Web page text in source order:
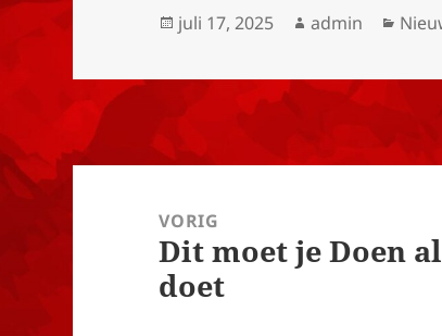
Geplaatst
juli 17, 2025 Auteur
admin
navigatieVORIG
Vorig
bericht:
Dit moet je Doen
doet